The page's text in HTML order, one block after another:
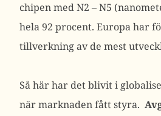
chipen med N2 – N5
hela 92 procent. Europa har
tillverkning av de mest
Så här har det blivit i
när marknaden fått styra.